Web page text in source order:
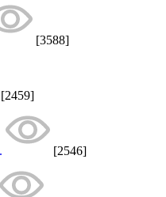
[3588]
[2459]
[2546]